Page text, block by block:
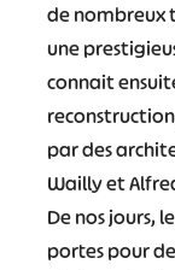
de nombreux
une
connait
par des
Wailly et
De nos jours,
portes pour